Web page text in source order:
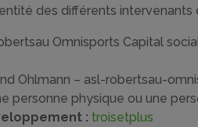
des différents
Omnisports Capital
Ohlmann – asl-robertsau-
personne physique ou une
: troisetplus